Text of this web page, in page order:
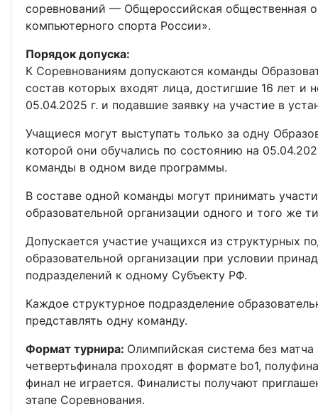
соревнований — Общероссийская общественная
компьютерного спорта России».
Порядок допуска:
К Соревнованиям допускаются команды
состав которых входят лица, достигшие 16 лет и
05.04.2025 г. и подавшие заявку на участие в
Учащиеся могут выступать только за одну
которой они обучались по состоянию на
команды в одном виде программы.
В составе одной команды могут принимать
образовательной организации одного и того же
Допускается участие учащихся из структурных
образовательной организации при условии
подразделений к одному Субъекту РФ.
Каждое структурное подразделение
представлять одну команду.
Формат турнира: Олимпийская система без
четвертьфинала проходят в формате bo1,
финал не играется. Финалисты получают
этапе Соревнования.